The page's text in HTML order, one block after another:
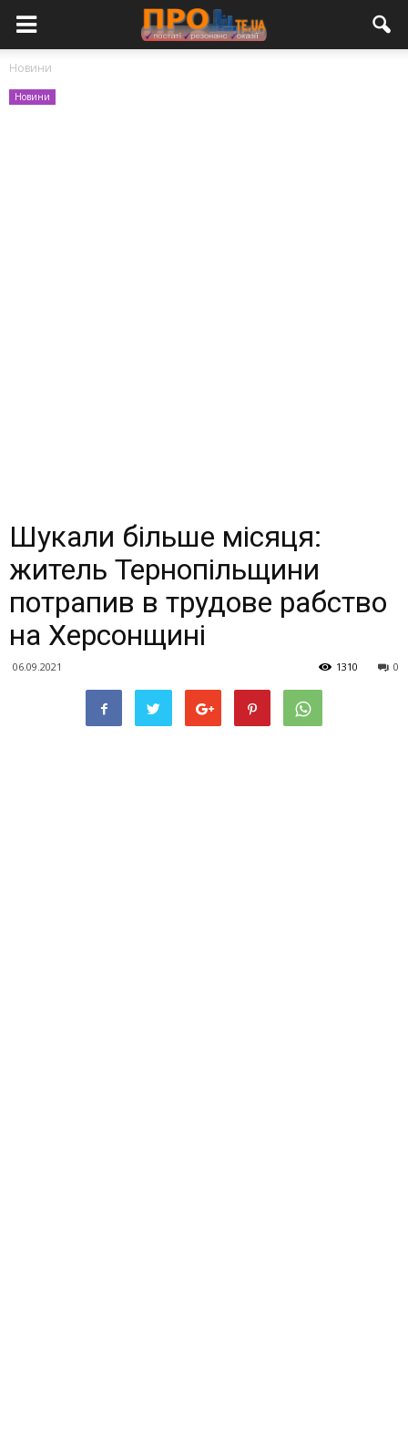
Новини
Новини
Шукали більше місяця:
житель Тернопільщини
потрапив в трудове рабство
на Херсонщині
06.09.2021 0
1310